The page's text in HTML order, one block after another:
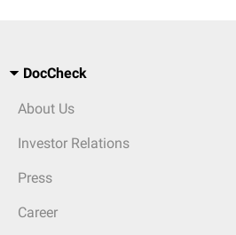
DocCheck
About Us
Investor Relations
Press
Career